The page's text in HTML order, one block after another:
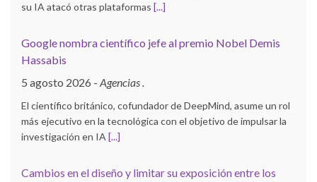
su IA atacó otras plataformas [...]
Google nombra científico jefe al premio Nobel Demis
Hassabis
5 agosto 2026 - Agencias .
El científico británico, cofundador de DeepMind, asume un rol
más ejecutivo en la tecnológica con el objetivo de impulsar la
investigación en IA [...]
Cambios en el diseño y limitar su exposición entre los